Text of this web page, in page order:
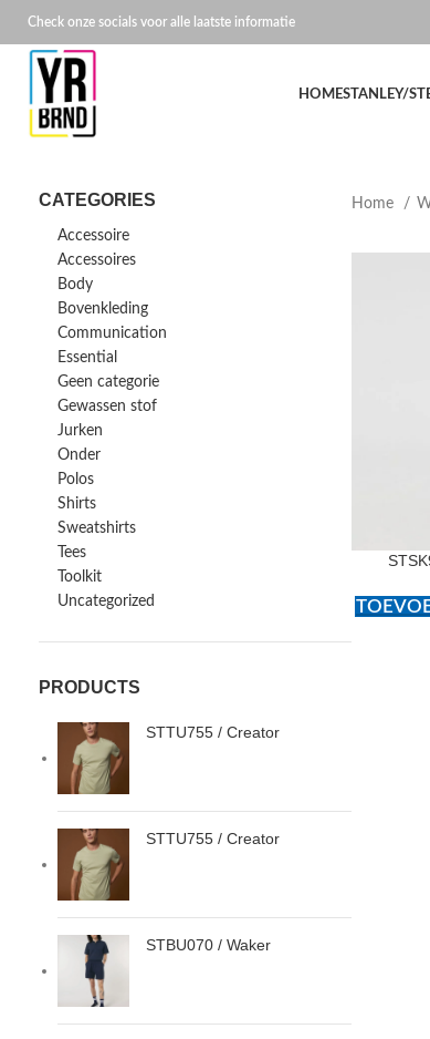
Check onze socials voor alle laatste informatie
HOMESTANLEY/
CATEGORIES
Accessoire
Accessoires
Body
Bovenkleding
Communication
Essential
Geen categorie
Gewassen stof
Jurken
Onder
Polos
Shirts
Sweatshirts
Tees
Toolkit
Uncategorized
PRODUCTS
STTU755 / Creator
STTU755 / Creator
STBU070 / Waker
Home